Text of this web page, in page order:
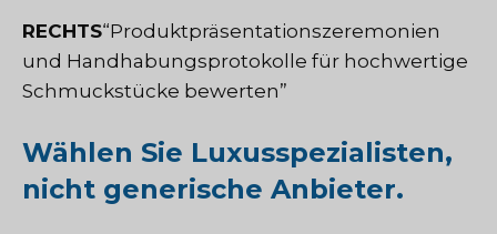
RECHTS“Produktpräsentationszeremonien
und Handhabungsprotokolle für hochwertige
Schmuckstücke bewerten”
Wählen Sie Luxusspezialisten,
nicht generische Anbieter.